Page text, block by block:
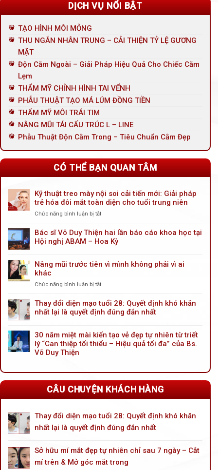
DỊCH VỤ NỔI BẬT
TẠO HÌNH MÔI MỎNG
THU NGẮN NHÂN TRUNG – CẢI THIỆN TỶ LỆ GƯƠNG
MẶT
Độn Cằm Ngoài – Giải Pháp Hiệu Quả Cho Chiếc Cằm
Lẹm
THẨM MỸ CHỈNH HÌNH TAI VỂNH
PHẪU THUẬT TẠO MÁ LÚM ĐỒNG TIỀN
THẨM MỸ MÔI TRÁI TIM
NÂNG MŨI TÁI CẤU TRÚC L – LINE
Phẫu Thuật Độn Cằm Trong – Tiêu Chuẩn Cằm Đẹp
CÓ THỂ BẠN QUAN TÂM
Kỹ thuật treo mày nội soi cải tiến mới: Giải pháp
trẻ hóa đôi mắt toàn diện cho tuổi trung niên
Chức năng bình luận bị tắt
thuật
treo
soi
pháp
trẻ
mắt
toàn
tuổi
trung
niên
Bác sĩ Võ Duy Thiện hai lần báo cáo khoa học tại
Hội nghị ABAM – Hoa Kỳ
Nâng mũi trước tiên vì mình không phải vì ai
khác
Chức năng bình luận bị tắt
mũi
trước
mình
không
Thay đổi diện mạo tuổi 28: Quyết định khó khăn
nhất lại là quyết định đúng đắn nhất
30 năm miệt mài kiến tạo vẻ đẹp tự nhiên từ triết
lý “Can thiệp tối thiểu – Hiệu quả tối đa” của Bs.
Võ Duy Thiện
CÂU CHUYỆN KHÁCH HÀNG
Thay đổi diện mạo tuổi 28: Quyết định khó khăn
nhất lại là quyết định đúng đắn nhất
Sở hữu mí mắt đẹp tự nhiên chỉ sau 7 ngày – Cắt
mí trên & Mở góc mắt trong